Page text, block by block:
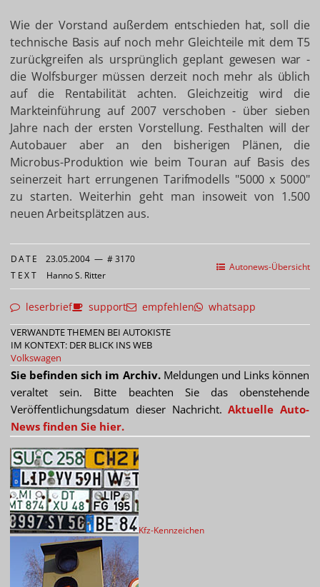
Wie der Vorstand außerdem entschieden hat, soll die
technische Basis auf noch mehr Gleichteile mit dem T5
zurückgreifen als ursprünglich geplant gewesen war -
die Wolfsburger müssen derzeit noch mehr als üblich
auf die Rentabilität achten. Gleichzeitig wird die
Markteinführung auf 2007 verschoben - über sieben
Jahre nach der ersten Vorstellung. Festhalten will der
Autobauer aber an den bisherigen Plänen, die
Microbus-Produktion wie beim Touran auf Basis des
seinerzeit hart errungenen Tarifmodells "5000 x 5000"
zu starten. Weiterhin geht man insoweit von 1.500
neuen Arbeitsplätzen aus.
Autonews-Übersicht
DATE 23.05.2004 — # 3170
TEXT Hanno S. Ritter
leserbrief support empfehlen whatsapp
VERWANDTE THEMEN BEI AUTOKISTE
IM KONTEXT: DER BLICK INS WEB
Volkswagen
Sie befinden sich im Archiv.Meldungen und Links können
veraltet sein. Bitte beachten Sie das obenstehende
Veröffentlichungsdatum dieser Nachricht.Aktuelle Auto-
News finden Sie hier.
Kfz-Kennzeichen